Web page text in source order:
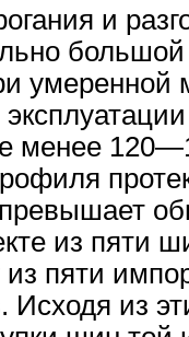
и
умеренной
менее
из пяти
пяти
Исходя из